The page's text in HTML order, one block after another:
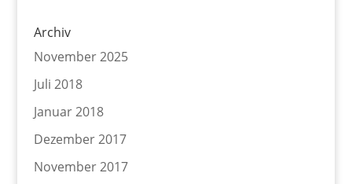
Archiv
November 2025
Juli 2018
Januar 2018
Dezember 2017
November 2017